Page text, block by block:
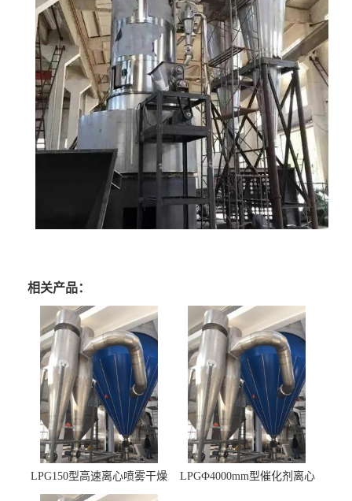
相关产品：
LPG150型高速离心喷雾干燥
机 φ2.85m
LPGФ4000mm型催化剂离心